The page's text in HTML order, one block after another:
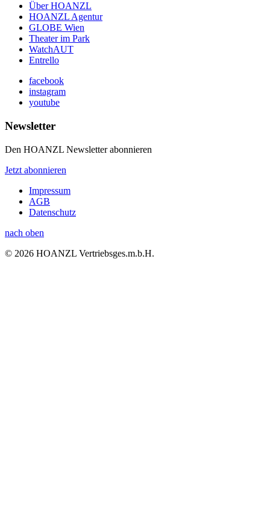
Über HOANZL
HOANZL Agentur
GLOBE Wien
Theater im Park
WatchAUT
Entrello
facebook
instagram
youtube
Newsletter
Den HOANZL Newsletter abonnieren
Jetzt abonnieren
Impressum
AGB
Datenschutz
nach oben
© 2026 HOANZL Vertriebsges.m.b.H.